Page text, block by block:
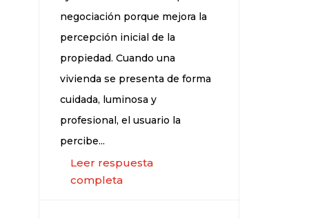
negociación porque mejora la
percepción inicial de la
propiedad. Cuando una
vivienda se presenta de forma
cuidada, luminosa y
profesional, el usuario la
percibe...
Leer respuesta
completa